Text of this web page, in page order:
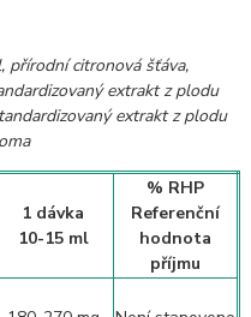
přírodní citronová šťáva,
extrakt z plodu
extrakt z plodu
1 dávka
10-15 ml
% RHP
Referenční
hodnota
příjmu